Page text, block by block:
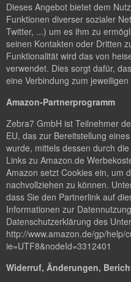
Dieses Angebot bietet dem
Funktionen diverser sozialer
Twitter, ...) um es ihm zu
seinen Kontakten oder Dritten
Funktionalität wird das von
verwendet. Dies sorgt dafür,
eine Verbindung zum
Amazon-Partnerprogramm
Zebra7 GmbH ist Teilnehmer
EU, das zur Bereitstellung
wurde, mittels dessen durch
Links zu Amazon.de
Amazon setzt Cookies ein, um
nachvollziehen zu können.
dass Sie den Partnerlink auf
Informationen zur
Datenschutzerklärung des
http://www.amazon.de/gp/help/
ie=UTF8&nodeId=3312401
Widerruf, Änderungen,